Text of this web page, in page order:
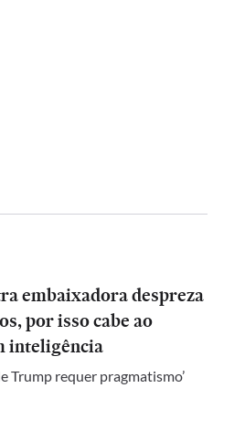
embaixadora despreza
por isso cabe ao
inteligência
Trump requer pragmatismo’